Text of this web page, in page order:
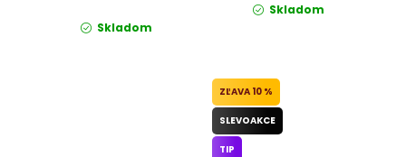
Skladom
Skladom
10 %
SLEVOAKCE
TIP